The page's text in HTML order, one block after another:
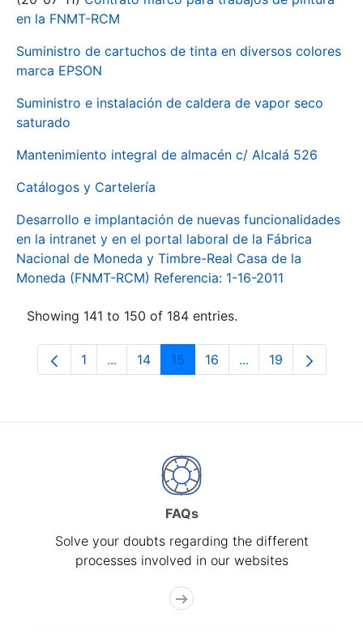
en la FNMT-RCM
Suministro de cartuchos de tinta en diversos colores
marca EPSON
Suministro e instalación de caldera de vapor seco
saturado
Mantenimiento integral de almacén c/ Alcalá 526
Catálogos y Cartelería
Desarrollo e implantación de nuevas funcionalidades
en la intranet y en el portal laboral de la Fábrica
Nacional de Moneda y Timbre-Real Casa de la
Moneda (FNMT-RCM) Referencia: 1-16-2011
Showing 141 to 150 of 184 entries.
Page
1 ...Intermediate Pages Use TAB to navigate.
Page
14 Page
15 Page
16 ...Intermediate
Page
19
FAQs
Solve your doubts regarding the different
processes involved in our websites